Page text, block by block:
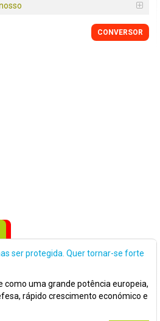
CONVERSOR
ser protegida. Quer tornar-se forte
como uma grande potência europeia,
rápido crescimento económico e